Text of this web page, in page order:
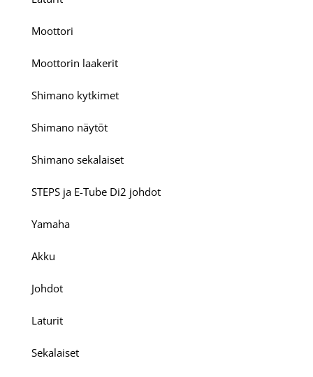
Moottori
Moottorin laakerit
Shimano kytkimet
Shimano näytöt
Shimano sekalaiset
STEPS ja E-Tube Di2 johdot
Yamaha
Akku
Johdot
Laturit
Sekalaiset